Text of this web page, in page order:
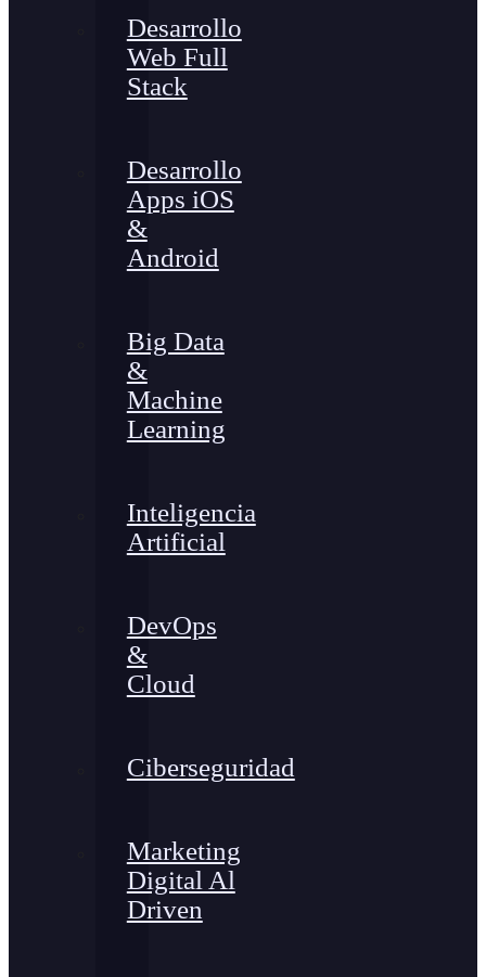
Desarrollo
Web Full
Stack
Desarrollo
Apps iOS
&
Android
Big Data
&
Machine
Learning
Inteligencia
Artificial
DevOps
&
Cloud
Ciberseguridad
Marketing
Digital Al
Driven